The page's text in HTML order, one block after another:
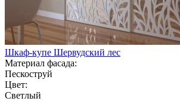
Шкаф-купе Шервудский лес
Материал фасада:
Пескоструй
Цвет:
Светлый